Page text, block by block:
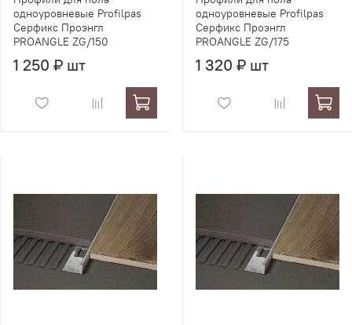
одноуровневые Profilpas
Серфикс Проэнгл
PROANGLE ZG/150
1 250 ₽ шт
одноуровневые Profilpas
Серфикс Проэнгл
PROANGLE ZG/175
1 320 ₽ шт